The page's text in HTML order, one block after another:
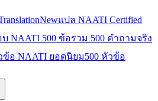
Newแปล NAATI Certified
NAATI 500 ข้อรวม 500 คำถามจริง
ข้อ NAATI ยอดนิยม500 หัวข้อ